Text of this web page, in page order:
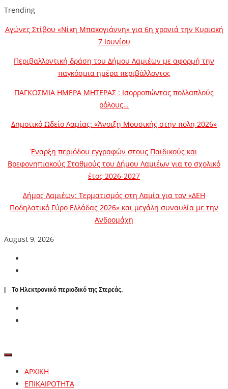
Trending
Αγώνες Στίβου «Νίκη Μπακογιάννη» για 6η χρονιά την Κυριακή
7 Ιουνίου
Περιβαλλοντική δράση του Δήμου Λαμιέων με αφορμή την
παγκόσμια ημέρα περιβάλλοντος
ΠΑΓΚΟΣΜΙΑ ΗΜΕΡΑ ΜΗΤΕΡΑΣ : Ισορροπώντας πολλαπλούς
ρόλους…
Δημοτικό Ωδείο Λαμίας: «Άνοιξη Μουσικής στην πόλη 2026»
Έναρξη περιόδου εγγραφών στους Παιδικούς και
Βρεφονηπιακούς Σταθμούς του Δήμου Λαμιέων για το σχολικό
έτος 2026-2027
Δήμος Λαμιέων: Τερματισμός στη Λαμία για τον «ΔΕΗ
Ποδηλατικό Γύρο Ελλάδας 2026» και μεγάλη συναυλία με την
Ανδρομάχη
August 9, 2026
| To Ηλεκτρονικό περιοδικό της Στερεάς.
ΑΡΧΙΚΗ
ΕΠΙΚΑΙΡΟΤΗΤΑ